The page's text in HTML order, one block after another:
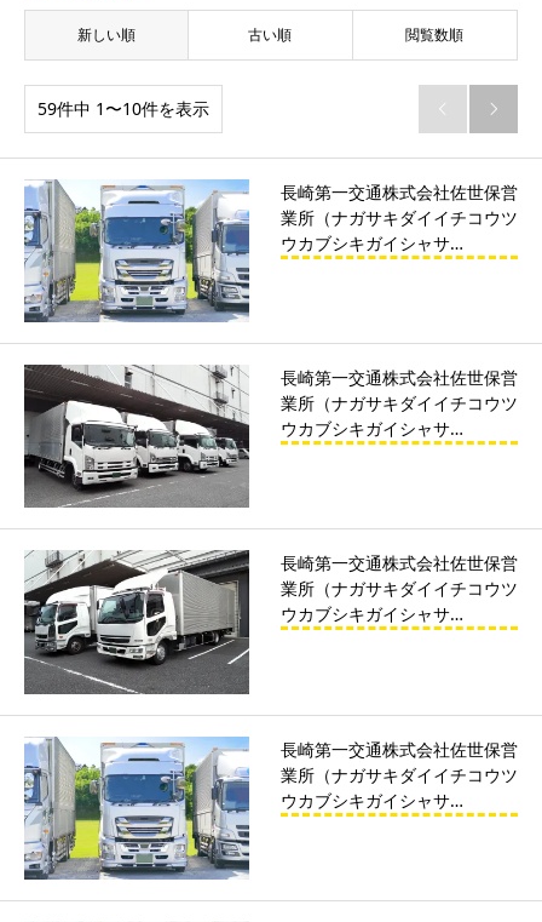
新しい順 古い順 閲覧数順
59件中 1〜10件を表示  
長崎第一交通株式会社佐世保営
業所（ナガサキダイイチコウツ
ウカブシキガイシャサ…
長崎第一交通株式会社佐世保営
業所（ナガサキダイイチコウツ
ウカブシキガイシャサ…
長崎第一交通株式会社佐世保営
業所（ナガサキダイイチコウツ
ウカブシキガイシャサ…
長崎第一交通株式会社佐世保営
業所（ナガサキダイイチコウツ
ウカブシキガイシャサ…